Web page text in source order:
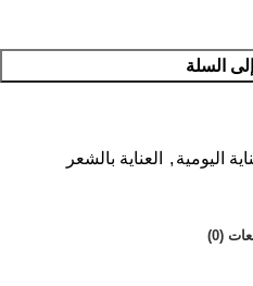
السلة
اليومية , العناية بالشعر
(0)